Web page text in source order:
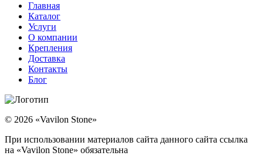
Главная
Каталог
Услуги
О компании
Крепления
Доставка
Контакты
Блог
© 2026 «Vavilon Stone»
При использовании материалов сайта данного сайта ссылка
на «Vavilon Stone» обязательна